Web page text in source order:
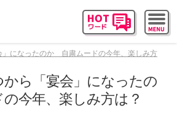
」になったのか 自粛ムードの今年、楽しみ方
から「宴会」になったの
今年、楽しみ方は？